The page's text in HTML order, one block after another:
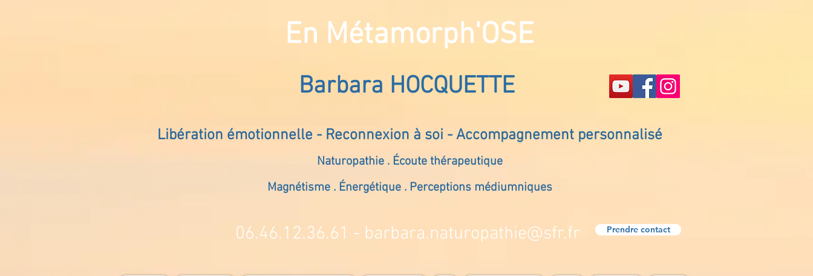
En Métamorph'OSE
Barbara HOCQUETTE
Libération émotionnelle - Reconnexion à soi - Accompagnement personnalisé
Naturopathie . Écoute thérapeutique
Magnétisme . Énergétique . Perceptions médiumniques
06.46.12.36.61 - barbara.naturopathie@sfr.fr Prendre contact